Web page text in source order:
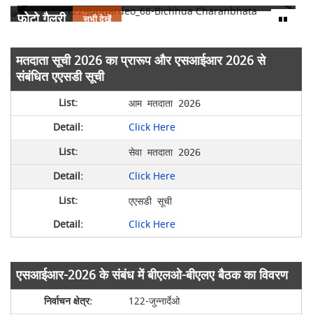
फोटो गैलरी सभी देखें
मतदाता सूची 2026 का प्रारूप और एसआईआर 2026 से
संबंधित एएसडी सूची
आम मतदाता 2026
Click Here
सेवा मतदाता 2026
Click Here
एएसडी सूची
Click Here
एसआईआर-2026 के संबंध में बीएलओ-बीएलए बैठक का विवरण
122-जुन्नार्देओ